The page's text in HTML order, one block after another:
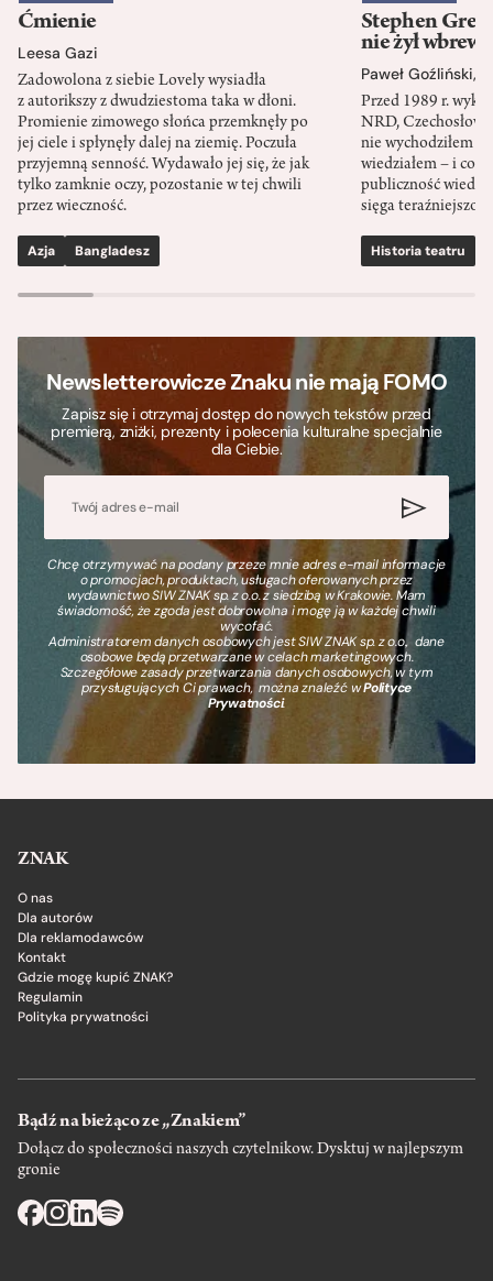
Ćmienie
Leesa Gazi
Zadowolona z siebie Lovely wysiadła
z autorikszy z dwudziestoma taka w dłoni.
Promienie zimowego słońca przemknęły po
jej ciele i spłynęły dalej na ziemię. Poczuła
przyjemną senność. Wydawało jej się, że jak
tylko zamknie oczy, pozostanie w tej chwili
przez wieczność.
Azja Bangladesz
Stephen
nie żył wbrew
Paweł Goźliński,
Przed 1989 r.
NRD,
nie wychodziłem
wiedziałem – i co
publiczność
sięga
Historia teatru
Newsletterowicze Znaku nie mają FOMO
Zapisz się i otrzymaj dostęp do nowych tekstów przed
premierą, zniżki, prezenty i polecenia kulturalne specjalnie
dla Ciebie.
Chcę otrzymywać na podany przeze mnie adres e-mail informacje
o promocjach, produktach, usługach oferowanych przez
wydawnictwo SIW ZNAK sp. z o.o. z siedzibą w Krakowie. Mam
świadomość, że zgoda jest dobrowolna i mogę ją w każdej chwili
wycofać.
Administratorem danych osobowych jest SIW ZNAK sp. z o.o., dane
osobowe będą przetwarzane w celach marketingowych.
Szczegółowe zasady przetwarzania danych osobowych, w tym
przysługujących Ci prawach, można znaleźć wPolityce
Prywatności.
ZNAK
O nas
Dla autorów
Dla reklamodawców
Kontakt
Gdzie mogę kupić ZNAK?
Regulamin
Polityka prywatności
Bądź na bieżąco ze „Znakiem”
Dołącz do społeczności naszych czytelnikow. Dysktuj w najlepszym
gronie